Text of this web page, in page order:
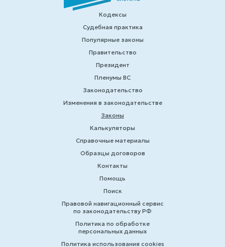
Кодексы
Судебная практика
Популярные законы
Правительство
Президент
Пленумы ВС
Законодательство
Изменения в законодательстве
Законы
Калькуляторы
Справочные материалы
Образцы договоров
Контакты
Помощь
Поиск
Правовой навигационный сервис
по законодательству РФ
Политика по обработке
персональных данных
Политика использования cookies